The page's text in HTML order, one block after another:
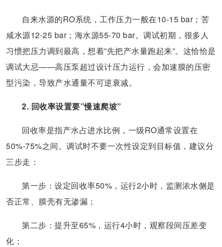
自来水源的RO系统，工作压力一般在10-15 bar；苦
咸水源12-25 bar；海水源55-70 bar。调试初期，很多人
习惯把压力调到最高，想着”先把产水量跑起来”。这恰恰是
调试大忌——高压泵超过设计压力运行，会加速膜的压密
型污染，导致产水通量不可逆衰减。
2. 回收率设置要”慢速爬坡”
回收率是指产水占进水比例，一级RO通常设置在
50%-75%之间。调试时不要一次性设定到目标值，建议分
三步走：
第一步：设定回收率50%，运行2小时，监测浓水侧是
否正常、膜壳有无渗漏；
第二步：提升至65%，运行4小时，观察段间压差变
化；